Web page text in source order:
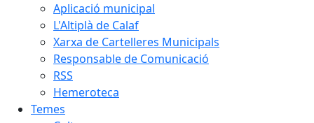
Aplicació municipal
L'Altiplà de Calaf
Xarxa de Cartelleres Municipals
Responsable de Comunicació
RSS
Hemeroteca
Temes